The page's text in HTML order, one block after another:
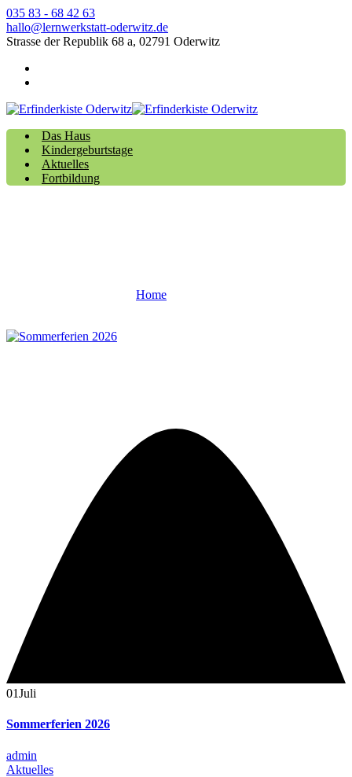
035 83 - 68 42 63
hallo@lernwerkstatt-oderwitz.de
Strasse der Republik 68 a, 02791 Oderwitz
Das Haus
Kindergeburtstage
Aktuelles
Fortbildung
Home
01Juli
Sommerferien 2026
admin
Aktuelles